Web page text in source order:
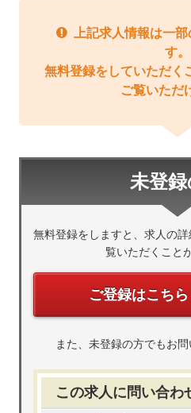
上記求人情報は一
す。
無料登録をしていただく
ご覧いただ
未登
無料登録をしますと、求人の
覧いただくこと
ご登録はこちら
また、未登録の方でもお問
この求人に問い合わ